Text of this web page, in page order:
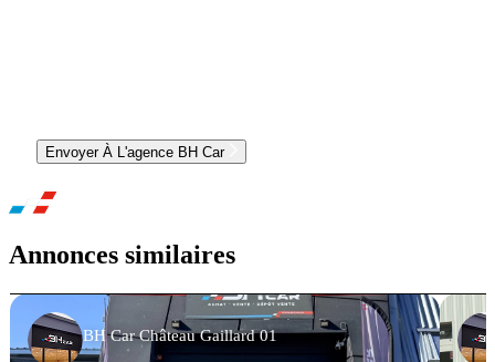
Envoyer À L'agence BH Car
Annonces similaires
BH Car Château Gaillard 01